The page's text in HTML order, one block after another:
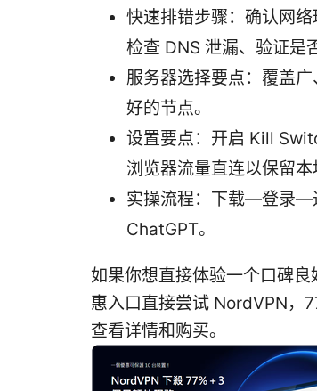
快速排错步骤：确认网
检查 DNS 泄漏、验证是
服务器选择要点：覆盖
好的节点。
设置要点：开启 Kill
浏览器流量直连以保留本
实操流程：下载—登录
ChatGPT。
如果你想直接体验一个口碑
惠入口直接尝试 NordVPN，
查看详情和购买。